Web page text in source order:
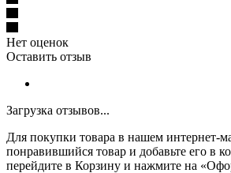
Нет оценок
Оставить отзыв
Загрузка отзывов...
Для покупки товара в нашем интернет-
понравившийся товар и добавьте его в
перейдите в Корзину и нажмите на